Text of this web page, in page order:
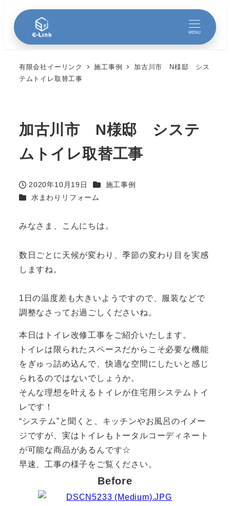
MENU
有限会社イーリンク 施工事例
加古川市 N様邸 シス
テムトイレ取替工事
加古川市 N様邸 システ
ムトイレ取替工事
投稿日
2020年10月19日 カテゴリー
施工事例
カテゴリー
水まわりリフォーム
みなさま、こんにちは。
数日ごとに天候が変わり、季節の変わり目を実感
しますね。
1日の温度差も大きいようですので、服装などで
調整なさってお過ごしくださいね。
本日はトイレ改修工事をご紹介いたします。
トイレは限られたスペースだからこそ必要な機能
をぎゅっ詰め込んで、快適な空間にしたいと感じ
られるのではないでしょうか。
そんな理想を叶えるトイレが住宅用システムトイ
レです！
“システム”と聞くと、キッチンやお風呂のイメー
ジですが、実はトイレもトータルコーディネート
が可能な商品があるんです☆
早速、工事の様子をご覧ください。
Before